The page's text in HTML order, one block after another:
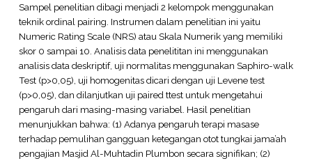
Sampel penelitian dibagi menjadi 2 kelompok menggunakan
teknik ordinal pairing. Instrumen dalam penelitian ini yaitu
Numeric Rating Scale (NRS) atau Skala Numerik yang memiliki
skor 0 sampai 10. Analisis data penelititan ini menggunakan
analisis data deskriptif, uji normalitas menggunakan Saphiro-walk
Test (p>0,05), uji homogenitas dicari dengan uji Levene test
(p>0,05), dan dilanjutkan uji paired ttest untuk mengetahui
pengaruh dari masing-masing variabel. Hasil penelitian
menunjukkan bahwa: (1) Adanya pengaruh terapi masase
terhadap pemulihan gangguan ketegangan otot tungkai jama’ah
pengajian Masjid Al-Muhtadin Plumbon secara signifikan; (2)